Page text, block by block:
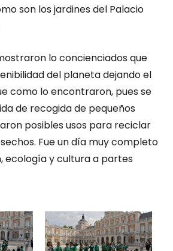
son los jardines del Palacio
lo concienciados que
del planeta dejando el
como lo encontraron, pues se
de recogida de pequeños
posibles usos para reciclar
Fue un día muy completo
ecología y cultura a partes